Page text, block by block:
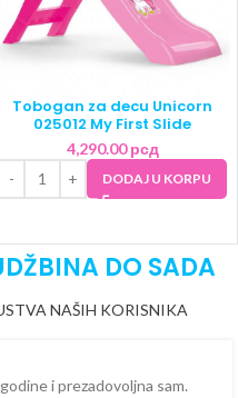
Tobogan za decu Unicorn
025012 My First Slide
4,290.00рсд
DODAJ U KORPU
DO SADA
NAŠIH KORISNIKA
i prezadovoljna sam.